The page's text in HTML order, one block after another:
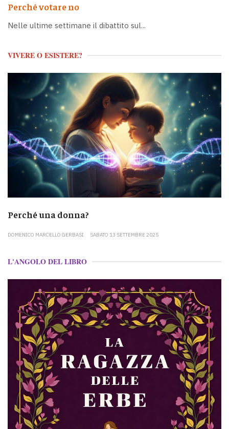
Perché votare no
Nelle ultime settimane il dibattito sul...
VIVERE O ESISTERE?
Perché una donna?
DOMENICO MARCELLO GERBASI SABATO 13 SETTEMBRE 2025
L'ANGOLO DEL LIBRO